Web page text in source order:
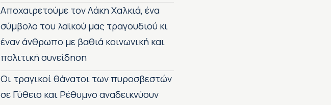
Αποχαιρετούμε τον Λάκη Χαλκιά, ένα
σύμβολο του λαϊκού μας τραγουδιού κι
έναν άνθρωπο με βαθιά κοινωνική και
πολιτική συνείδηση
Οι τραγικοί θάνατοι των πυροσβεστών
σε Γύθειο και Ρέθυμνο αναδεικνύουν